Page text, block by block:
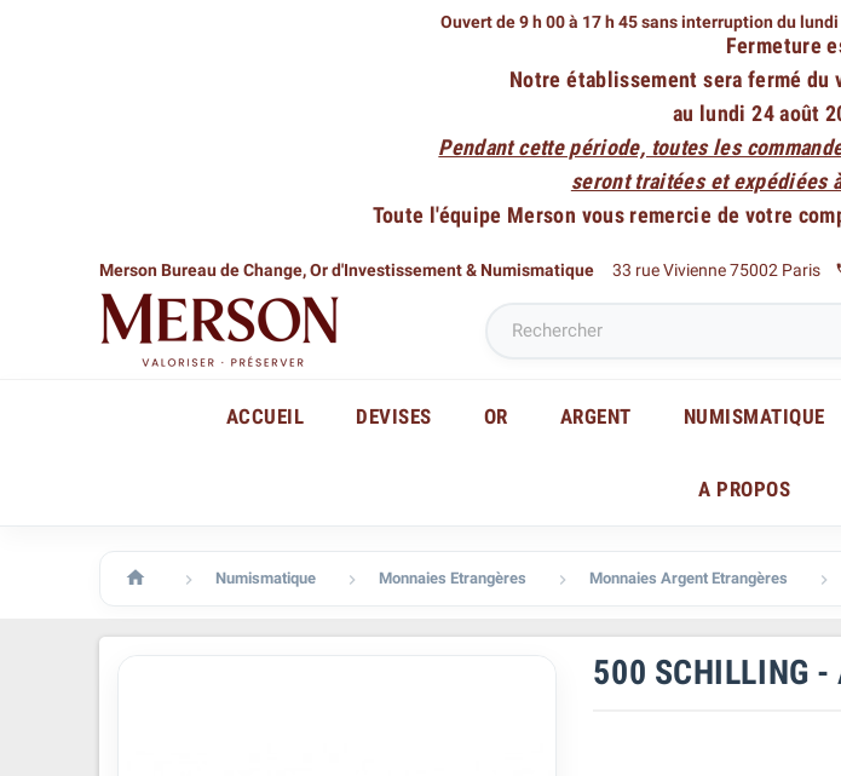
Ouvert de 9 h 00 à 17 h 45 sans interruption du
Fermeture
Notre établissement sera fermé du
au lundi 24 août
Pendant cette période, toutes les
seront traitées et expédiées
Toute l'équipe Merson vous remercie de votre
Merson Bureau de Change, Or d'Investissement & Numismatique 33 rue Vivienne 75002 Paris
ACCUEIL DEVISES OR ARGENT NUMISMATIQUE
A PROPOS
  Numismatique  Monnaies Etrangères  Monnaies Argent Etrangères 
500 SCHILLING -